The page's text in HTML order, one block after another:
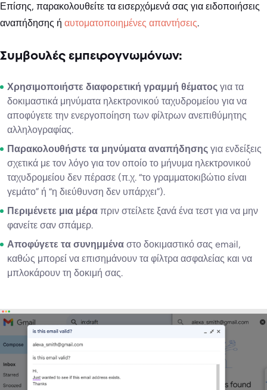
Επίσης, παρακολουθείτε τα εισερχόμενά σας για ειδοποιήσεις
αναπήδησης ή αυτοματοποιημένες απαντήσεις.
Συμβουλές εμπειρογνωμόνων:
Χρησιμοποιήστε διαφορετική γραμμή θέματος για τα
δοκιμαστικά μηνύματα ηλεκτρονικού ταχυδρομείου για να
αποφύγετε την ενεργοποίηση των φίλτρων ανεπιθύμητης
αλληλογραφίας.
Παρακολουθήστε τα μηνύματα αναπήδησης για ενδείξεις
σχετικά με τον λόγο για τον οποίο το μήνυμα ηλεκτρονικού
ταχυδρομείου δεν πέρασε (π.χ. “το γραμματοκιβώτιο είναι
γεμάτο” ή “η διεύθυνση δεν υπάρχει”).
Περιμένετε μια μέρα πριν στείλετε ξανά ένα τεστ για να μην
φανείτε σαν σπάμερ.
Αποφύγετε τα συνημμένα στο δοκιμαστικό σας email,
καθώς μπορεί να επισημάνουν τα φίλτρα ασφαλείας και να
μπλοκάρουν τη δοκιμή σας.